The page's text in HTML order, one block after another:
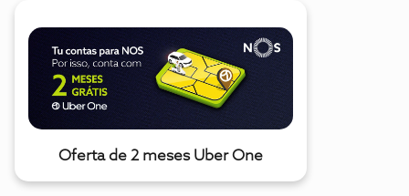
Oferta de 2 meses Uber One